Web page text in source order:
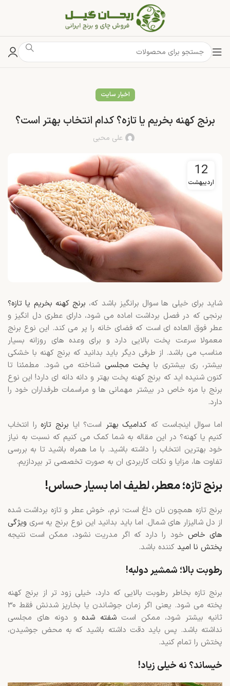
اخبار سایت
برنج کهنه بخریم یا تازه؟ کدام انتخاب بهتر است؟
علی محبی
12
اردیبهشت
شاید برای خیلی ها سوال برانگیز باشد که، برنج کهنه بخریم یا تازه؟
برنجی که در فصل برداشت اماده می شود، دارای عطری دل انگیز و
عطر فوق العاده ای است که فضای خانه را پر می کند. این نوع برنج
معمولا سرعت پخت بالایی دارد و برای وعده های روزانه بسیار
مناسب می باشد. از طرفی دیگر باید بدانید که برنج کهنه با خشکی
بیشتر، ری بیشتری باپخت مجلسی شناخته می شود. مطمئنا تا
کنون شنیده اید که برنج کهنه پخت بهتر و دانه دانه ای دارد! این نوع
برنج با مزه خاص در بیشتر مهمانی ها و مراسمات طرفداران خود را
دارد.
اما سوال اینجاست که کدامیک بهتر است؟ ایا برنج تازهرا انتخاب
کنیم یا کهنه؟ در این مقاله به شما کمک می کنیم که نسبت به نیاز
خود بهترین انتخاب را داشته باشید. با ما همراه باشید تا به بررسی
تفاوت ها، مزایا و نکات کاربردی ان به صورت تخصصی تر بپردازیم.
برنج تازه؛ معطر، لطیف اما بسیار حساس!
برنج تازه همچون نان داغ است؛ نرم، خوش عطر و تازه برداشت شده
از دل شالیزار های شمال. اما باید بدانید این نوع برنج یه سری ویژگی
های خاص خود را دارد که اگر مدریت نشود، ممکن است نتیجه
پختش نا امید کننده باشد.
رطوبت بالا؛ شمشیر دولبه!
برنج تازه بخاطر رطوبت بالایی که دارد، خیلی زود تر از برنج کهنه
پخته می شود. یعنی اگر زمان جوشاندن یا بخارپز شدنش فقط ۳۰
ثانیه بیشتر شود، ممکن استشفته شده و دونه های مجلسی
نداشته باشد. پس باید دقت داشته باشید که به محض جوشیدن،
پختش را تمام کنید.
خیساند؟ نه خیلی زیاد!